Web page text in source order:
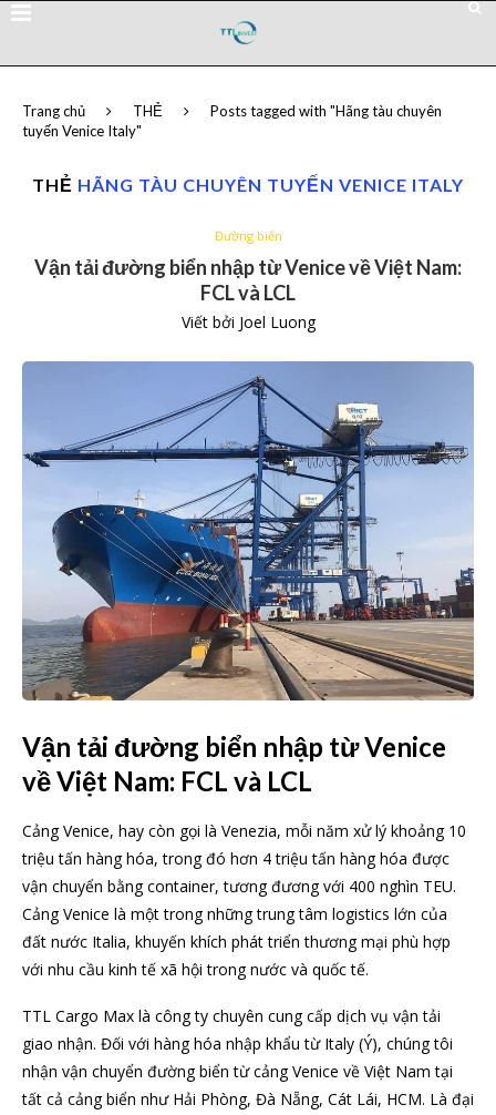
Trang chủ THẺ
Posts tagged with "Hãng tàu chuyên
tuyến Venice Italy"
THẺ HÃNG TÀU CHUYÊN TUYẾN VENICE ITALY
Đường biển
Vận tải đường biển nhập từ Venice về Việt Nam:
FCL và LCL
Viết bởi Joel Luong
Vận tải đường biển nhập từ Venice
về Việt Nam: FCL và LCL
Cảng Venice, hay còn gọi là Venezia, mỗi năm xử lý khoảng 10
triệu tấn hàng hóa, trong đó hơn 4 triệu tấn hàng hóa được
vận chuyển bằng container, tương đương với 400 nghìn TEU.
Cảng Venice là một trong những trung tâm logistics lớn của
đất nước Italia, khuyến khích phát triển thương mại phù hợp
với nhu cầu kinh tế xã hội trong nước và quốc tế.
TTL Cargo Max là công ty chuyên cung cấp dịch vụ vận tải
giao nhận. Đối với hàng hóa nhập khẩu từ Italy (Ý), chúng tôi
nhận vận chuyển đường biển từ cảng Venice về Việt Nam tại
tất cả cảng biển như Hải Phòng, Đà Nẵng, Cát Lái, HCM. Là đại